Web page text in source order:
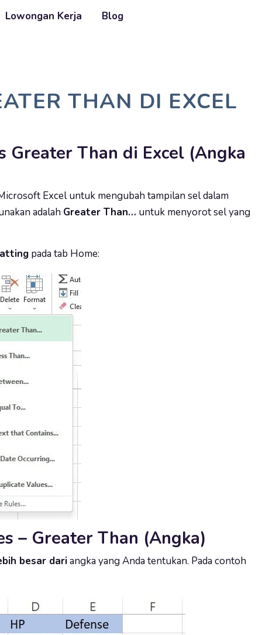
Lowongan Kerja Blog
THAN DI EXCEL
Than di Excel (Angka
Excel untuk mengubah tampilan sel dalam
adalah Greater Than… untuk menyorot sel yang
pada tab Home:
– Greater Than (Angka)
besar dariangka yang Anda tentukan. Pada contoh